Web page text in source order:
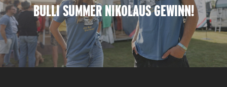
BULLI SUMMER NIKOLAUS GEWINN!